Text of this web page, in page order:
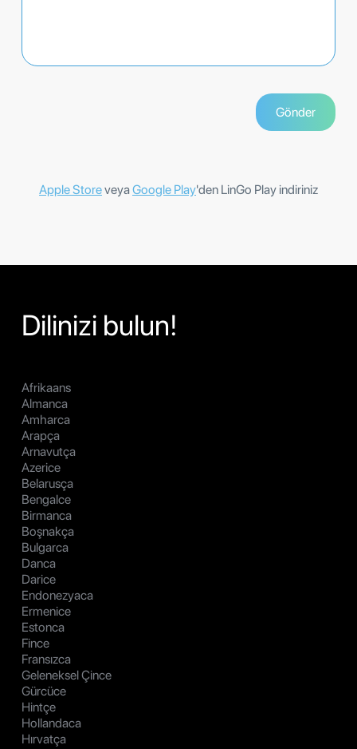
Apple StoreveyaGoogle Play'den LinGo Play indiriniz
Dilinizi bulun!
Afrikaans
Almanca
Amharca
Arapça
Arnavutça
Azerice
Belarusça
Bengalce
Birmanca
Boşnakça
Bulgarca
Danca
Darice
Endonezyaca
Ermenice
Estonca
Fince
Fransızca
Geleneksel Çince
Gürcüce
Hintçe
Hollandaca
Hırvatça